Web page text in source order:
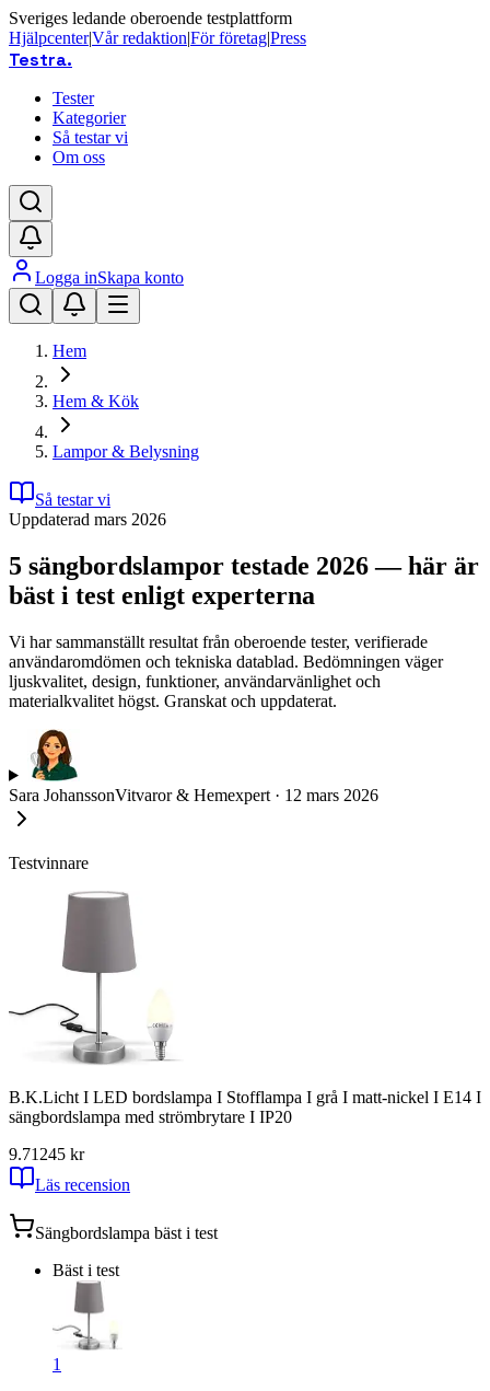
Sveriges ledande oberoende testplattform
Hjälpcenter|Vår redaktion|För företag|Press
Testra.
Tester
Kategorier
Så testar vi
Om oss
Logga inSkapa konto
Hem
Hem & Kök
Lampor & Belysning
Så testar vi
Uppdaterad mars 2026
5 sängbordslampor testade 2026 — här är
bäst i test enligt experterna
Vi har sammanställt resultat från oberoende tester, verifierade
användaromdömen och tekniska datablad. Bedömningen väger
ljuskvalitet, design, funktioner, användarvänlighet och
materialkvalitet högst. Granskat och uppdaterat.
Sara JohanssonVitvaror & Hemexpert · 12 mars 2026
Testvinnare
B.K.Licht I LED bordslampa I Stofflampa I grå I matt-nickel I E14 I
sängbordslampa med strömbrytare I IP20
9.71 245 kr
Läs recension
Sängbordslampa bäst i test
Bäst i test
1